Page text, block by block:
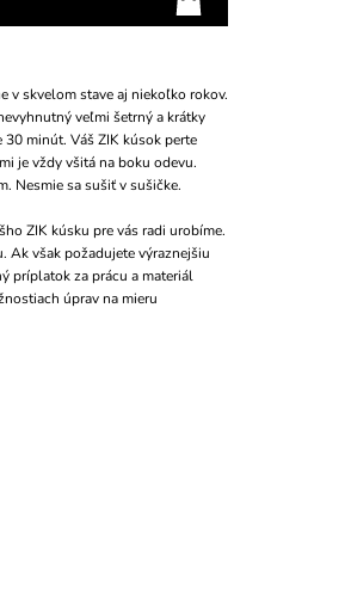
v skvelom stave aj niekoľko rokov.
veľmi šetrný a krátky
minút. Váš ZIK kúsok perte
je vždy všitá na boku odevu.
Nesmie sa sušiť v sušičke.
ZIK kúsku pre vás radi urobíme.
Ak však požadujete výraznejšiu
príplatok za prácu a materiál
úprav na mieru